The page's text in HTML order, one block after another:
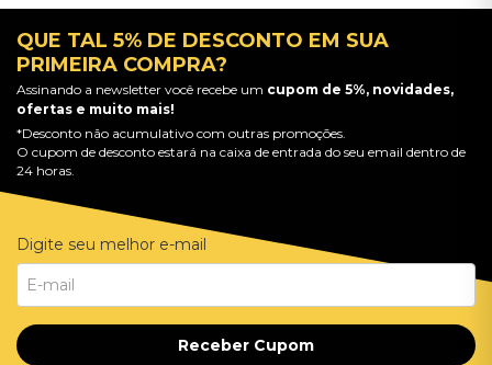
QUE TAL 5% DE DESCONTO EM SUA
PRIMEIRA COMPRA?
Assinando a newsletter você recebe um cupom de 5%, novidades,
ofertas e muito mais!
*Desconto não acumulativo com outras promoções.
O cupom de desconto estará na caixa de entrada do seu email dentro de
24 horas.
Digite seu melhor e-mail
Receber Cupom